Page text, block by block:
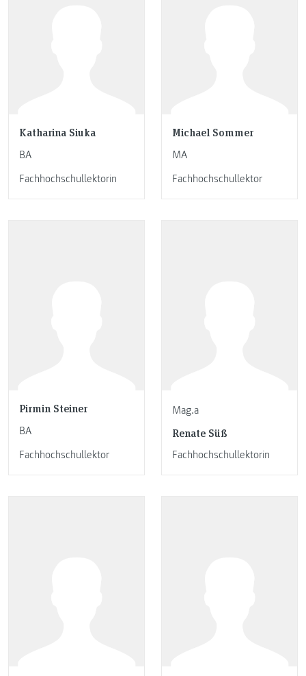
Katharina Siuka
BA
Fachhochschullektorin
Michael Sommer
MA
Fachhochschullektor
Pirmin Steiner
BA
Fachhochschullektor
Mag.a
Renate Süß
Fachhochschullektorin